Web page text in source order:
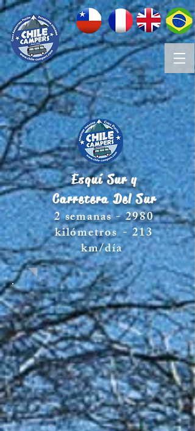
Esquí Sur y
Carretera Del Sur
2 semanas - 2980
kilómetros - 213
km/día